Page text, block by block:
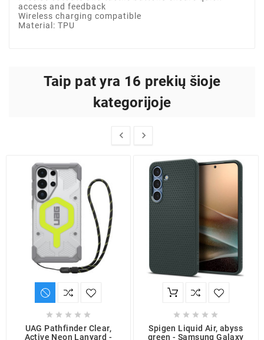
access and feedback
Wireless charging compatible
Material: TPU
Taip pat yra 16 prekių šioje
kategorijoje
 
    
UAG Pathfinder Clear,
Active Neon Lanyard -
    
Spigen Liquid Air, abyss
green - Samsung Galaxy